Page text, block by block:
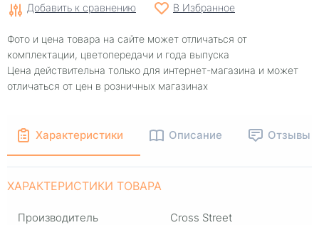
Добавить к сравнению В Избранное
Фото и цена товара на сайте может отличаться от
комплектации, цветопередачи и года выпуска
Цена действительна только для интернет-магазина и может
отличаться от цен в розничных магазинах
Характеристики Описание Отзывы
ХАРАКТЕРИСТИКИ ТОВАРА
Производитель
Cross Street